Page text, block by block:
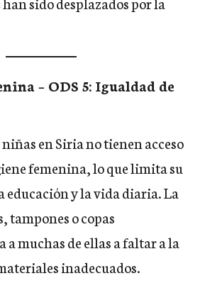
– ODS 5: Igualdad de
en Siria no tienen acceso
femenina, lo que limita su
y la vida diaria. La
tampones o copas
muchas de ellas a faltar a la
inadecuados.